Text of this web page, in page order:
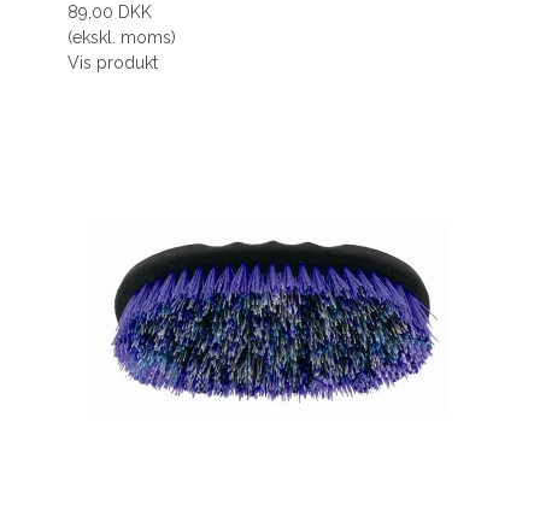
89,00 DKK
(ekskl. moms)
Vis produkt